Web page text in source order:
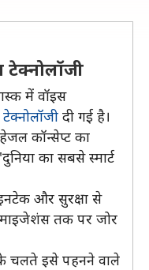
में वॉइस
दी गई है।
कॉन्सेप्ट का
का सबसे स्मार्ट
और सुरक्षा से
तक पर जोर
के चलते इसे पहनने वाले